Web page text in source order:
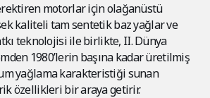
motorlar için olağanüstü
kaliteli tam sentetik baz yağlar ve
teknolojisi ile birlikte, II. Dünya
1980’lerin başına kadar üretilmiş
yağlama karakteristiği sunan
özellikleri bir araya getirir.